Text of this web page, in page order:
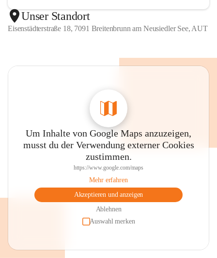
Unser Standort
Eisenstädterstraße 18, 7091 Breitenbrunn am Neusiedler See, AUT
Um Inhalte von Google Maps anzuzeigen,
musst du der Verwendung externer Cookies
zustimmen.
https://www.google.com/maps
Mehr erfahren
Akzeptieren und anzeigen
Ablehnen
Auswahl merken